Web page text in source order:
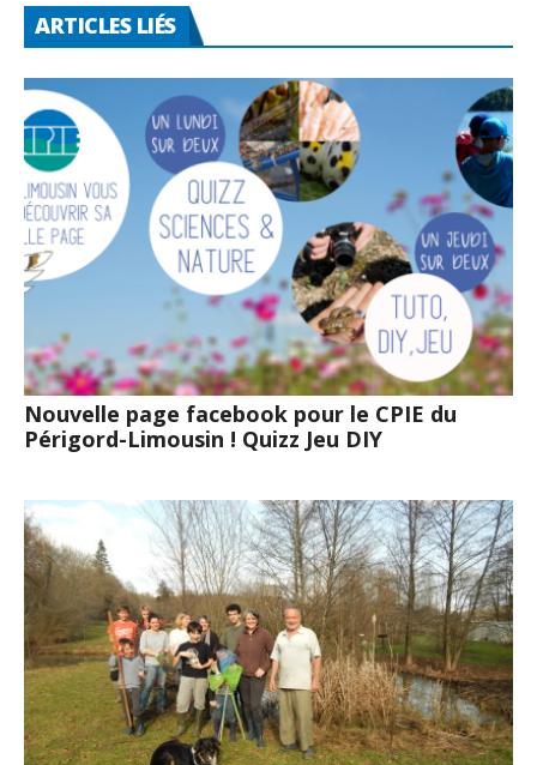
ARTICLES LIÉS
Nouvelle page facebook pour le CPIE du
Périgord-Limousin ! Quizz Jeu DIY